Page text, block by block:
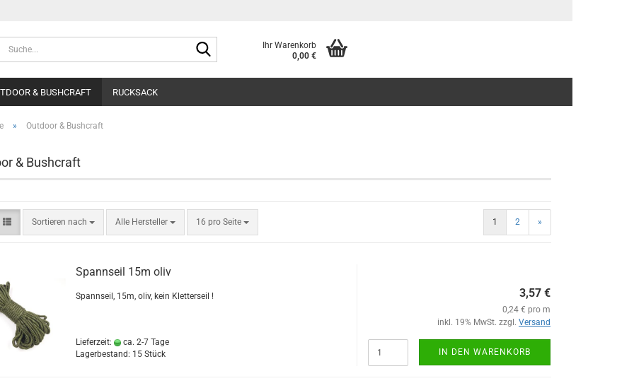
Ihr Warenkorb
0,00 €
& BUSHCRAFT RUCKSACK
» Outdoor & Bushcraft
& Bushcraft
Sortieren nach
Sortieren nach Alle Hersteller 16 pro Seite
pro Seite 1 2 »
Spannseil 15m oliv
Spannseil, 15m, oliv, kein Kletterseil !
Lieferzeit:
ca. 2-7 Tage
Lagerbestand: 15 Stück
3,57 €
0,24 € pro m
inkl. 19% MwSt. zzgl. Versand
IN DEN WARENKORB